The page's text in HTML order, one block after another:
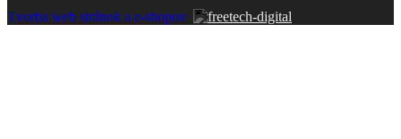
Tvorba web stránok a e-shopov